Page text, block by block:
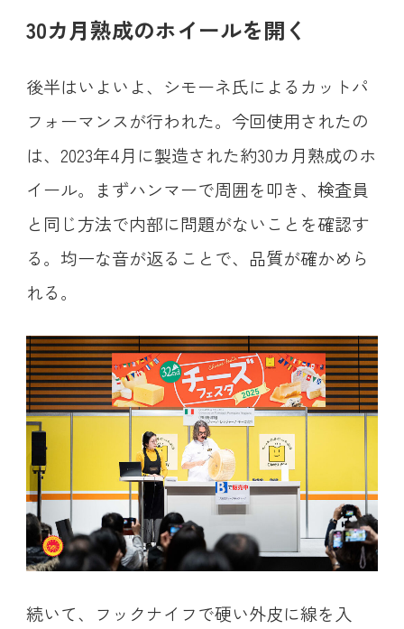
30カ月熟成のホイールを開く
後半はいよいよ、シモーネ氏によるカットパ
フォーマンスが行われた。今回使用されたの
は、2023年4月に製造された約30カ月熟成のホ
イール。まずハンマーで周囲を叩き、検査員
と同じ方法で内部に問題がないことを確認す
る。均一な音が返ることで、品質が確かめら
れる。
続いて、フックナイフで硬い外皮に線を入